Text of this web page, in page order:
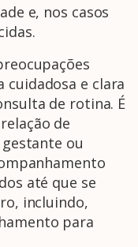
e, nos casos
cuidadosa e clara
de rotina. É
de
ou
até que se
incluindo,
para